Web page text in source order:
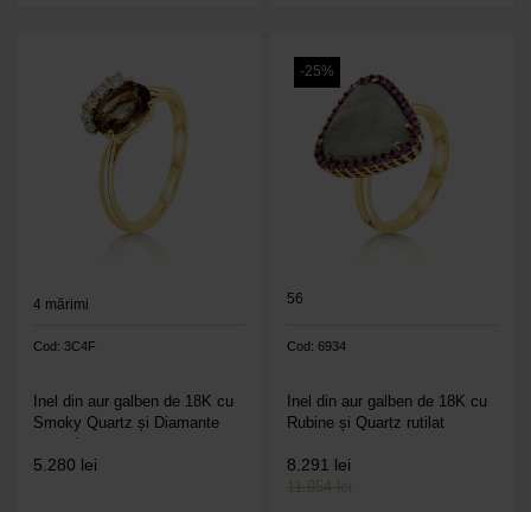
4 mărimi
Cod: 3C4F
Inel din aur galben de 18K cu
Smoky Quartz și Diamante
naturale
5.280 lei
-25%
56
Cod: 6934
Inel din aur galben de 18K cu
Rubine și Quartz rutilat
8.291 lei
11.054 lei